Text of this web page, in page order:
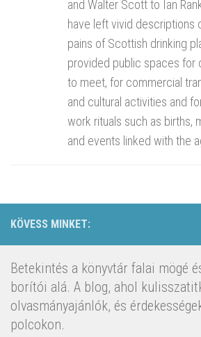
and Walter Scott to Ian
have left vivid descriptions
pains of Scottish drinking
provided public spaces for
to meet, for commercial
and cultural activities and
work rituals such as births,
and events linked with the
KÖVESS MINKET:
Betekintés a könyvtár falai mögé
borítói alá. A blog, ahol
olvasmányajánlók, és
polcokon.